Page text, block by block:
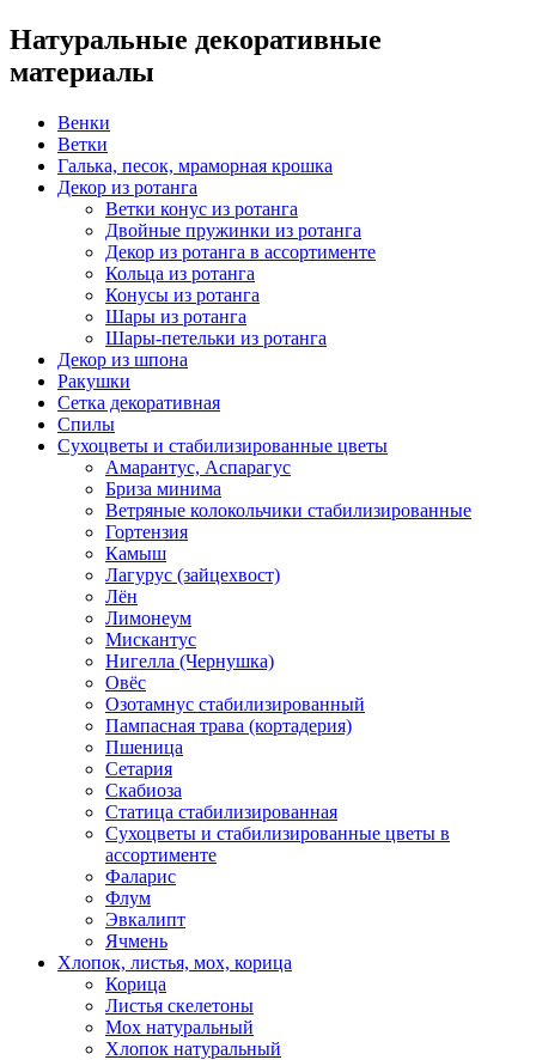
Натуральные декоративные
материалы
Венки
Ветки
Галька, песок, мраморная крошка
Декор из ротанга
Ветки конус из ротанга
Двойные пружинки из ротанга
Декор из ротанга в ассортименте
Кольца из ротанга
Конусы из ротанга
Шары из ротанга
Шары-петельки из ротанга
Декор из шпона
Ракушки
Сетка декоративная
Спилы
Сухоцветы и стабилизированные цветы
Амарантус, Аспарагус
Бриза минима
Ветряные колокольчики стабилизированные
Гортензия
Камыш
Лагурус (зайцехвост)
Лён
Лимонеум
Мискантус
Нигелла (Чернушка)
Овёс
Озотамнус стабилизированный
Пампасная трава (кортадерия)
Пшеница
Сетария
Скабиоза
Статица стабилизированная
Сухоцветы и стабилизированные цветы в
ассортименте
Фаларис
Флум
Эвкалипт
Ячмень
Хлопок, листья, мох, корица
Корица
Листья скелетоны
Мох натуральный
Хлопок натуральный